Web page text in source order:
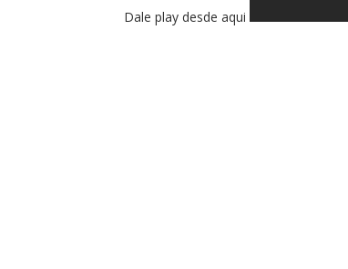
Dale play desde aqui